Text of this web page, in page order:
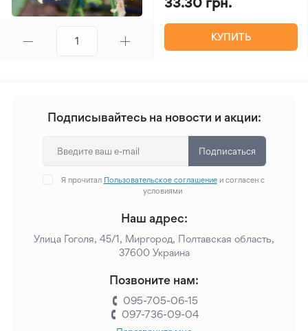
КУПИТЬ
Подписывайтесь на новости и акции:
Подписаться
Я прочитал Пользовательское соглашениеи согласен с
условиями
Наш адрес:
Улица Гоголя, 45/1, Миргород, Полтавская область,
37600 Украина
Позвоните нам:
095-705-06-15
097-736-09-04